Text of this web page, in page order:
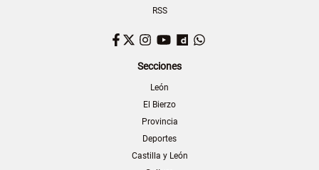
RSS
Facebook
TwitterInstagram
YouTubeDailymotion
Secciones
León
El Bierzo
Provincia
Deportes
Castilla y León